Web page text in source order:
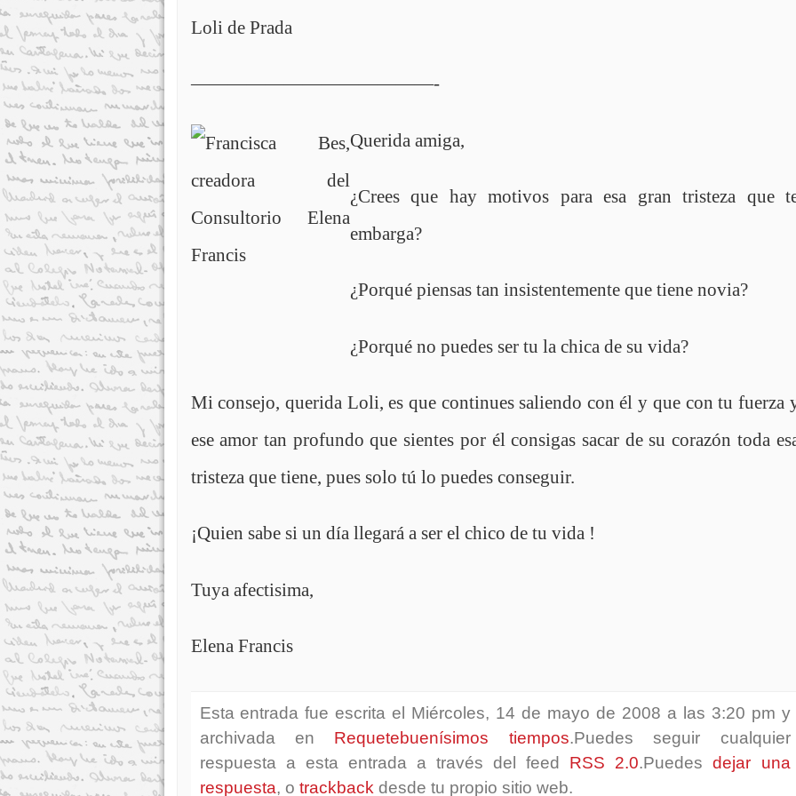
Loli de Prada
—————————————-
Querida amiga,
¿Crees que hay motivos para esa gran tristeza que
embarga?
¿Porqué piensas tan insistentemente que tiene novia?
¿Porqué no puedes ser tu la chica de su vida?
Mi consejo, querida Loli, es que continues saliendo con él y que con tu fuerza
ese amor tan profundo que sientes por él consigas sacar de su corazón toda
tristeza que tiene, pues solo tú lo puedes conseguir.
¡Quien sabe si un día llegará a ser el chico de tu vida !
Tuya afectisima,
Elena Francis
Esta entrada fue escrita el Miércoles, 14 de mayo de 2008 a las 3:20 pm y
archivada en Requetebuenísimos tiempos.Puedes seguir cualquier
respuesta a esta entrada a través del feed RSS 2.0.Puedesdejar una
respuesta, o trackback desde tu propio sitio web.